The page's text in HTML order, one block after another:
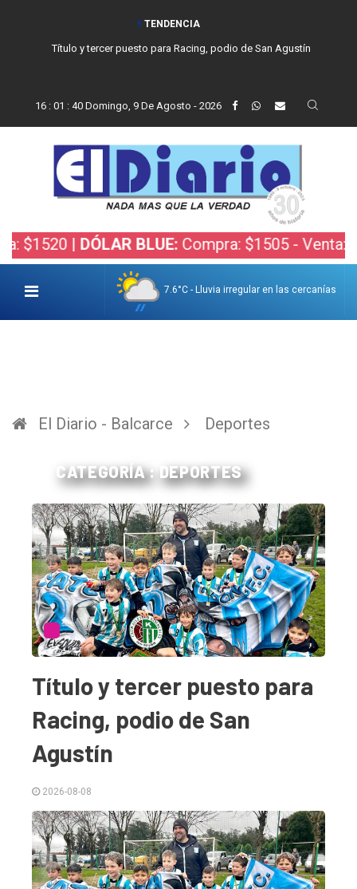
TENDENCIA
San Cayetano, el trabajo y una nueva etapa para la comunidad católica
16 : 01 : 41 Domingo, 9 De Agosto - 2026
|DÓLAR BLUE:Compra: $1505 - Venta: $1525 |
7.6°C - Lluvia irregular en las cercanías
El Diario - Balcarce Deportes
CATEGORÍA : DEPORTES
Título y tercer puesto para
Racing, podio de San
Agustín
2026-08-08